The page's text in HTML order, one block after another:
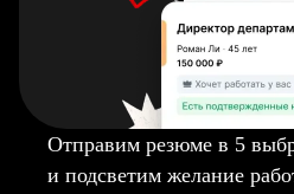
Отправим резюме в 5
и подсветим желание